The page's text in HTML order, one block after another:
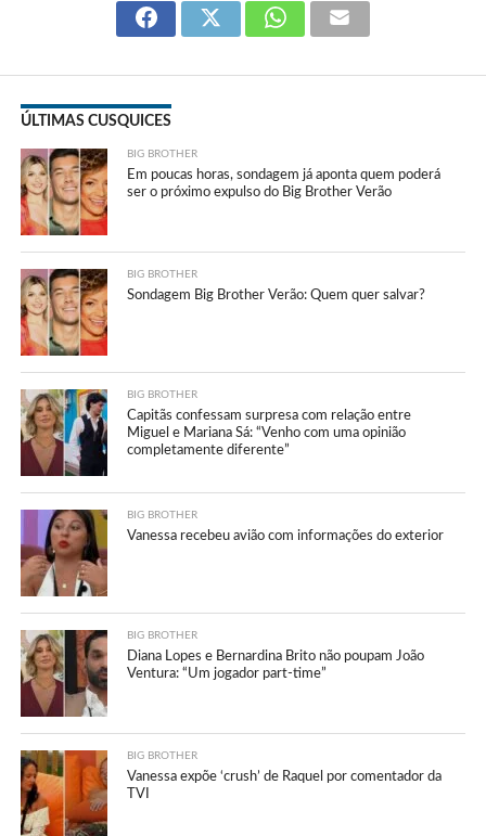
ÚLTIMAS CUSQUICES
BIG BROTHER
Em poucas horas, sondagem já aponta quem poderá
ser o próximo expulso do Big Brother Verão
BIG BROTHER
Sondagem Big Brother Verão: Quem quer salvar?
BIG BROTHER
Capitãs confessam surpresa com relação entre
Miguel e Mariana Sá: “Venho com uma opinião
completamente diferente”
BIG BROTHER
Vanessa recebeu avião com informações do exterior
BIG BROTHER
Diana Lopes e Bernardina Brito não poupam João
Ventura: “Um jogador part-time”
BIG BROTHER
Vanessa expõe ‘crush’ de Raquel por comentador da
TVI